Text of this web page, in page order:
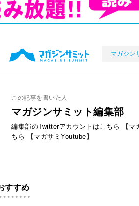
マガジン
この記事を書いた人
マガジンサミット編集部
編集部のTwitterアカウントはこちら 【
ちら
【マガサミYoutube】
すすめ